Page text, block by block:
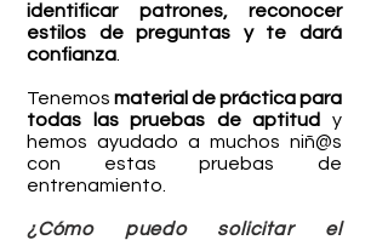
identificar patrones, reconocer
estilos de preguntas y te dará
confianza
Tenemos material de práctica para
todas las pruebas de aptitud
y
hemos ayudado a muchos niñ@s
con estas pruebas de
entrenamiento.
¿Cómo puedo solicitar el